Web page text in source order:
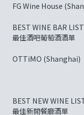
FG Wine House
BEST WINE BAR LIST
最佳酒吧葡萄酒酒單
OTTiMO (Shanghai)
BEST NEW WINE
最佳新開餐廳酒單